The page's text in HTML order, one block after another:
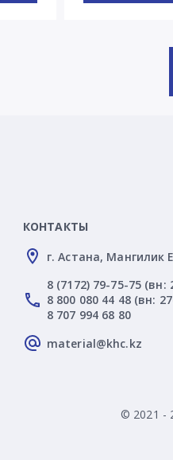
КОНТАКТЫ
г. Астана, Мангилик
8 (7172) 79-75-75 (вн:
8 800 080 44 48 (вн:
8 707 994 68 80
material@khc.kz
© 2021 -